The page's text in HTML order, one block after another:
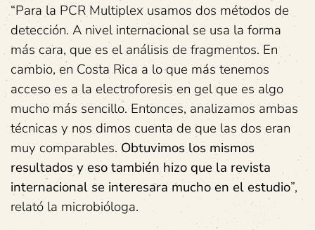
“Para la PCR Multiplex usamos dos métodos de
detección. A nivel internacional se usa la forma
más cara, que es el análisis de fragmentos. En
cambio, en Costa Rica a lo que más tenemos
acceso es a la electroforesis en gel que es algo
mucho más sencillo. Entonces, analizamos ambas
técnicas y nos dimos cuenta de que las dos eran
muy comparables. Obtuvimos los mismos
resultados y eso también hizo que la revista
internacional se interesara mucho en el estudio”,
relató la microbióloga.